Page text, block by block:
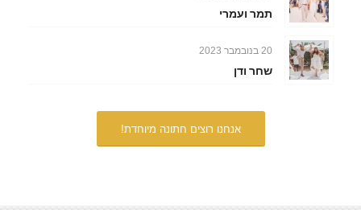
תמר ועמרי
20 בנובמבר 2023
שחר ודן
אנחנו רוצים חתונה מיוחדת!